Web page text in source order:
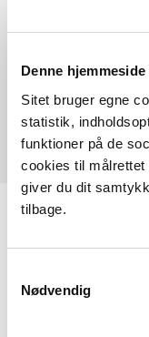
Denne
Sitet bruger egne
statistik,
funktioner på de
cookies til
giver du dit
tilbage.
Nødvendig
af faciliteten.
Vejrudsigt